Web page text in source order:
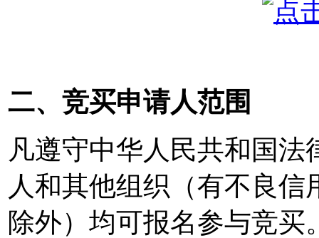
二、竞买申请人范围
凡遵守中华人民共和国
人和其他组织（有不良
除外）均可报名参与竞买